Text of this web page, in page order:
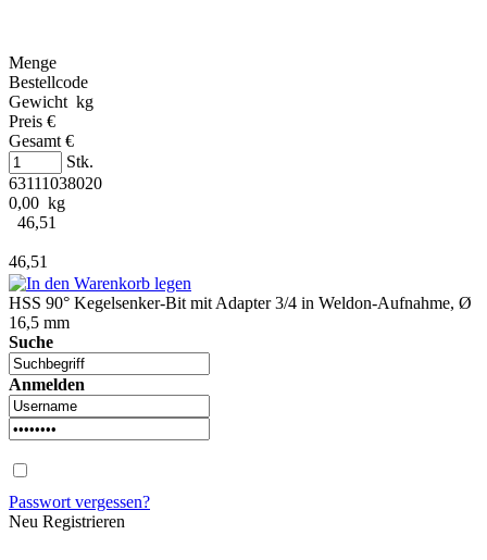
Menge
Bestellcode
Gewicht kg
Preis €
Gesamt €
Stk.
63111038020
0,00 kg
46,51
46,51
HSS 90° Kegelsenker-Bit mit Adapter 3/4 in Weldon-Aufnahme, Ø
16,5 mm
Suche
Anmelden
Passwort vergessen?
Neu Registrieren